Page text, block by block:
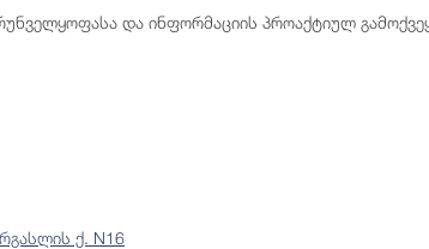
და ინფორმაციის პროაქტიულ
ქ. N16